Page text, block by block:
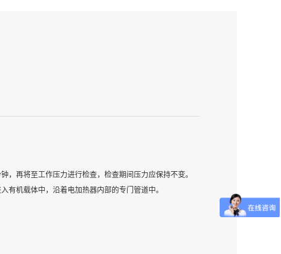
钟，再将至工作压力进行检查，检查期间压力应保持不变。
有机载体中，沿着电加热器内部的专门管道中。